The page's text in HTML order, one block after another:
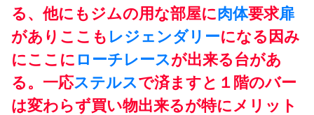
る、他にもジムの用な部屋に肉体要求扉
がありここも レジェンダリーになる因み
にここに ローチレースが出来る台があ
る。一応ステルスで済ますと１階のバー
は変わらず買い物出来るが特にメリット